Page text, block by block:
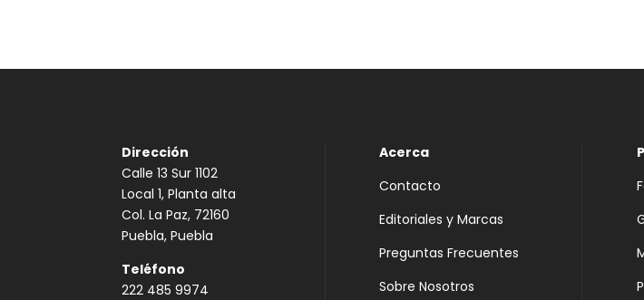
Dirección
Calle 13 Sur 1102
Local 1, Planta alta
Col. La Paz, 72160
Puebla, Puebla
Teléfono
222 485 9974
Acerca
Contacto
Editoriales y Marcas
Preguntas Frecuentes
Sobre Nosotros